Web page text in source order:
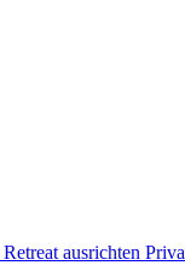
Retreat ausrichten